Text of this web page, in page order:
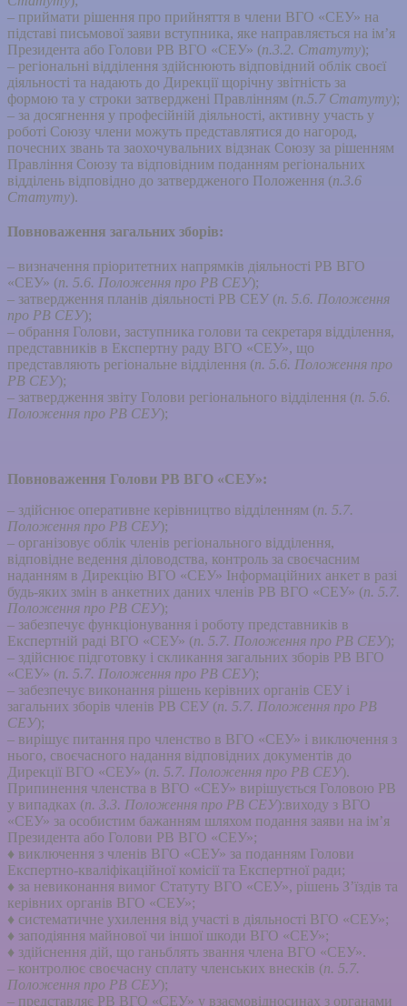
– приймати рішення про прийняття в члени ВГО «СЕУ» на
підставі письмової заяви вступника, яке направляється на ім’я
Президента або Голови РВ ВГО «СЕУ» (п.3.2. Статуту);
– регіональні відділення здійснюють відповідний облік своєї
діяльності та надають до Дирекції щорічну звітність за
формою та у строки затверджені Правлінням (п.5.7 Статуту);
– за досягнення у професійній діяльності, активну участь у
роботі Союзу члени можуть представлятися до нагород,
почесних звань та заохочувальних відзнак Союзу за рішенням
Правління Союзу та відповідним поданням регіональних
відділень відповідно до затвердженого Положення (п.3.6
Статуту).
Повноваження загальних зборів:
– визначення пріоритетних напрямків діяльності РВ ВГО
«СЕУ» (п. 5.6. Положення про РВ СЕУ);
– затвердження планів діяльності РВ СЕУ (п. 5.6. Положення
про РВ СЕУ);
– обрання Голови, заступника голови та секретаря відділення,
представників в Експертну раду ВГО «СЕУ», що
представляють регіональне відділення (п. 5.6. Положення про
РВ СЕУ);
– затвердження звіту Голови регіонального відділення (п. 5.6.
Положення про РВ СЕУ);
Повноваження Голови РВ ВГО «СЕУ»:
– здійснює оперативне керівництво відділенням (п. 5.7.
Положення про РВ СЕУ);
– організовує облік членів регіонального відділення,
відповідне ведення діловодства, контроль за своєчасним
наданням в Дирекцію ВГО «СЕУ» Інформаційних анкет в разі
будь-яких змін в анкетних даних членів РВ ВГО «СЕУ» (п. 5.7.
Положення про РВ СЕУ);
– забезпечує функціонування і роботу представників в
Експертній раді ВГО «СЕУ» (п. 5.7. Положення про РВ СЕУ);
– здійснює підготовку і скликання загальних зборів РВ ВГО
«СЕУ» (п. 5.7. Положення про РВ СЕУ);
– забезпечує виконання рішень керівних органів СЕУ і
загальних зборів членів РВ СЕУ (п. 5.7. Положення про РВ
СЕУ);
– вирішує питання про членство в ВГО «СЕУ» і виключення з
нього, своєчасного надання відповідних документів до
Дирекції ВГО «СЕУ» (п. 5.7. Положення про РВ СЕУ).
Припинення членства в ВГО «СЕУ» вирішується Головою РВ
у випадках (п. 3.3. Положення про РВ СЕУ):виходу з ВГО
«СЕУ» за особистим бажанням шляхом подання заяви на ім’я
Президента або Голови РВ ВГО «СЕУ»;
♦ виключення з членів ВГО «СЕУ» за поданням Голови
Експертно-кваліфікаційної комісії та Експертної ради;
♦ за невиконання вимог Статуту ВГО «СЕУ», рішень З’їздів та
керівних органів ВГО «СЕУ»;
♦ систематичне ухилення від участі в діяльності ВГО «СЕУ»;
♦ заподіяння майнової чи іншої шкоди ВГО «СЕУ»;
♦ здійснення дій, що ганьблять звання члена ВГО «СЕУ».
– контролює своєчасну сплату членських внесків (п. 5.7.
Положення про РВ СЕУ);
– представляє РВ ВГО «СЕУ» у взаємовідносинах з органами